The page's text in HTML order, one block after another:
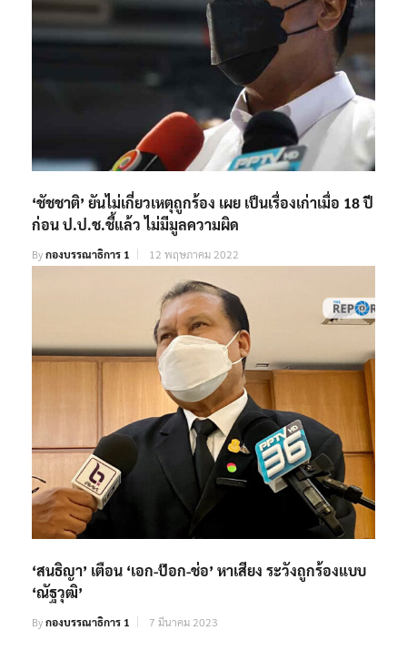
‘ชัชชาติ’ ยันไม่เกี่ยวเหตุถูกร้อง เผย เป็นเรื่องเก่าเมื่อ 18 ปี
ก่อน ป.ป.ช.ชี้แล้ว ไม่มีมูลความผิด
Byกองบรรณาธิการ 1 12 พฤษภาคม 2022
‘สนธิญา’ เตือน ‘เอก-ป๊อก-ช่อ’ หาเสียง ระวังถูกร้องแบบ
‘ณัฐวุฒิ’
Byกองบรรณาธิการ 1 7 มีนาคม 2023